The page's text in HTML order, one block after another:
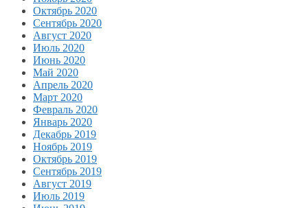
Октябрь 2020
Сентябрь 2020
Август 2020
Июль 2020
Июнь 2020
Май 2020
Апрель 2020
Март 2020
Февраль 2020
Январь 2020
Декабрь 2019
Ноябрь 2019
Октябрь 2019
Сентябрь 2019
Август 2019
Июль 2019